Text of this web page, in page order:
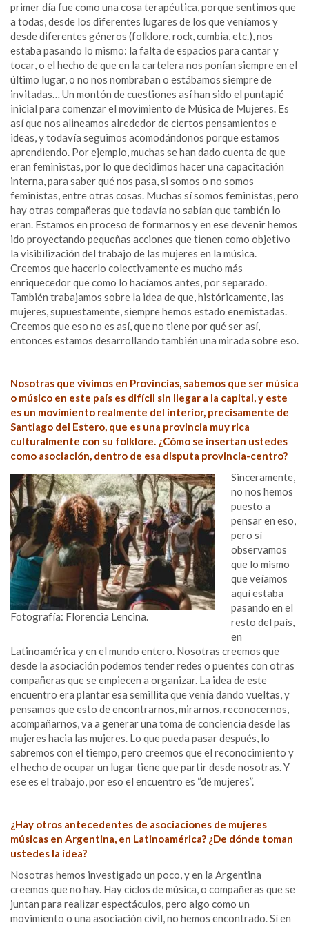
primer día fue como una cosa terapéutica, porque sentimos que
a todas, desde los diferentes lugares de los que veníamos y
desde diferentes géneros (folklore, rock, cumbia, etc.), nos
estaba pasando lo mismo: la falta de espacios para cantar y
tocar, o el hecho de que en la cartelera nos ponían siempre en el
último lugar, o no nos nombraban o estábamos siempre de
invitadas… Un montón de cuestiones así han sido el puntapié
inicial para comenzar el movimiento de Música de Mujeres. Es
así que nos alineamos alrededor de ciertos pensamientos e
ideas, y todavía seguimos acomodándonos porque estamos
aprendiendo. Por ejemplo, muchas se han dado cuenta de que
eran feministas, por lo que decidimos hacer una capacitación
interna, para saber qué nos pasa, si somos o no somos
feministas, entre otras cosas. Muchas sí somos feministas, pero
hay otras compañeras que todavía no sabían que también lo
eran. Estamos en proceso de formarnos y en ese devenir hemos
ido proyectando pequeñas acciones que tienen como objetivo
la visibilización del trabajo de las mujeres en la música.
Creemos que hacerlo colectivamente es mucho más
enriquecedor que como lo hacíamos antes, por separado.
También trabajamos sobre la idea de que, históricamente, las
mujeres, supuestamente, siempre hemos estado enemistadas.
Creemos que eso no es así, que no tiene por qué ser así,
entonces estamos desarrollando también una mirada sobre eso.
Nosotras que vivimos en Provincias, sabemos que ser música
o músico en este país es difícil sin llegar a la capital, y este
es un movimiento realmente del interior, precisamente de
Santiago del Estero, que es una provincia muy rica
culturalmente con su folklore. ¿Cómo se insertan ustedes
como asociación, dentro de esa disputa provincia-centro?
Fotografía: Florencia Lencina.
Sinceramente,
no nos hemos
puesto a
pensar en eso,
pero sí
observamos
que lo mismo
que veíamos
aquí estaba
pasando en el
resto del país,
en
Latinoamérica y en el mundo entero. Nosotras creemos que
desde la asociación podemos tender redes o puentes con otras
compañeras que se empiecen a organizar. La idea de este
encuentro era plantar esa semillita que venía dando vueltas, y
pensamos que esto de encontrarnos, mirarnos, reconocernos,
acompañarnos, va a generar una toma de conciencia desde las
mujeres hacia las mujeres. Lo que pueda pasar después, lo
sabremos con el tiempo, pero creemos que el reconocimiento y
el hecho de ocupar un lugar tiene que partir desde nosotras. Y
ese es el trabajo, por eso el encuentro es “de mujeres”.
¿Hay otros antecedentes de asociaciones de mujeres
músicas en Argentina, en Latinoamérica? ¿De dónde toman
ustedes la idea?
Nosotras hemos investigado un poco, y en la Argentina
creemos que no hay. Hay ciclos de música, o compañeras que se
juntan para realizar espectáculos, pero algo como un
movimiento o una asociación civil, no hemos encontrado. Sí en